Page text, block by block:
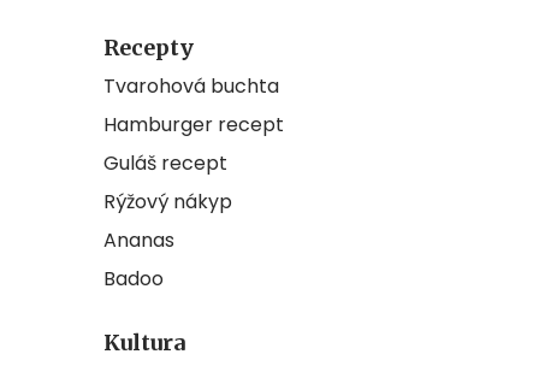
Recepty
Tvarohová buchta
Hamburger recept
Guláš recept
Rýžový nákyp
Ananas
Badoo
Kultura